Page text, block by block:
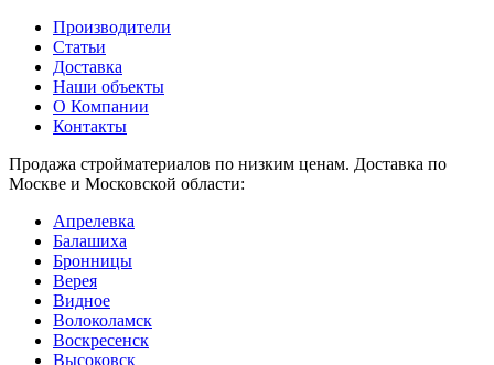
Производители
Статьи
Доставка
Наши объекты
О Компании
Контакты
Продажа стройматериалов по низким ценам. Доставка по
Москве и Московской области:
Апрелевка
Балашиха
Бронницы
Верея
Видное
Волоколамск
Воскресенск
Высоковск